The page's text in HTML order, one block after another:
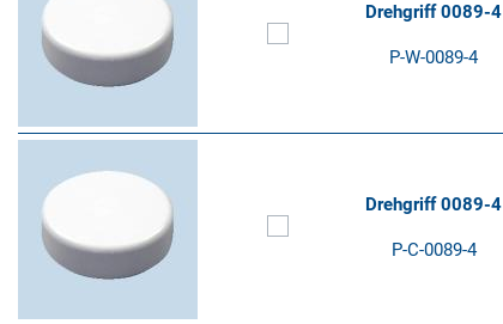
Drehgriff 0089-4
P-W-0089-4
Drehgriff 0089-4
P-C-0089-4